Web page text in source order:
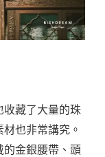
收藏了大量的珠
也非常講究。
的金銀腰帶、頭